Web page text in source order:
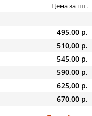
Цена за шт.
495,00 р.
510,00 р.
545,00 р.
590,00 р.
625,00 р.
670,00 р.